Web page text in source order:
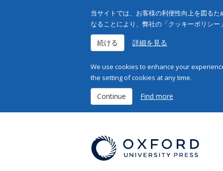
当サイトでは、お客様の利便性向上を図る
なることにより、弊社の「クッキーポリシ
続ける 詳細を見る
We use cookies to enhance your
the setting of cookies at any time.
Continue Find more